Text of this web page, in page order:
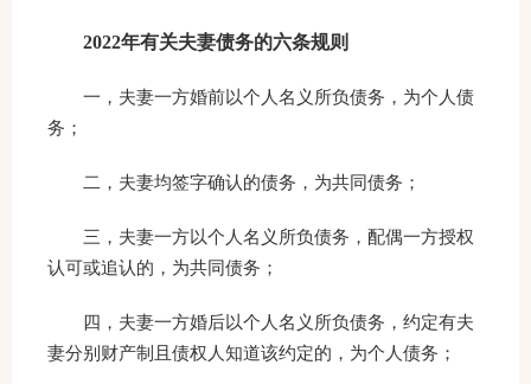
2022年有关夫妻债务的六条规则
一，夫妻一方婚前以个人名义所负债务，为个人债
务；
二，夫妻均签字确认的债务，为共同债务；
三，夫妻一方以个人名义所负债务，配偶一方授权
认可或追认的，为共同债务；
四，夫妻一方婚后以个人名义所负债务，约定有夫
妻分别财产制且债权人知道该约定的，为个人债务；